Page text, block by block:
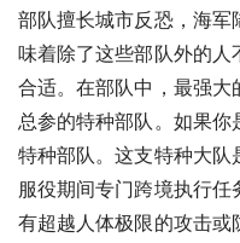
部队擅长城市反恐，海
味着除了这些部队外的人
合适。在部队中，最强
总参的特种部队。如果你
特种部队。这支特种大队
服役期间专门跨境执行
有超越人体极限的攻击